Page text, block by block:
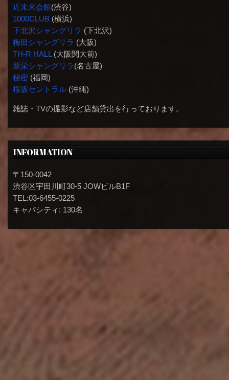
近未来会館(渋谷)
1000CLUB(横浜)
下北沢シャングリラ (下北沢)
梅田シャングリラ (大阪)
TH-R HALL(大阪関大前)
新栄シャングリラ(名古屋)
秘密(福岡)
桜坂セントラル(沖縄)
雑誌・TVの撮影など店舗貸出を行っております。
INFORMATION
〒150-0042
渋谷区宇田川町30-5 JOWビルB1F
TEL:03-6455-0225
キャパシティ: 130名